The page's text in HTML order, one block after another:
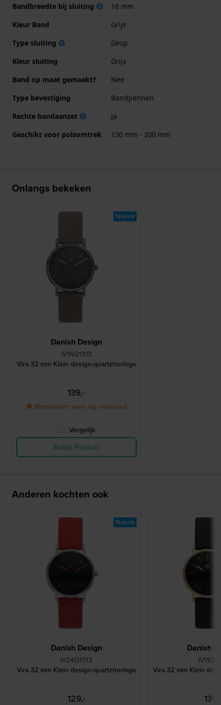
Bandbreedte bij sluiting
16 mm
Kleur Band
Grijs
Type sluiting
Gesp
Kleur sluiting
Grijs
Band op maat gemaakt?
Nee
Type bevestiging
Bandpennen
Rechte bandaanzet
Ja
Geschikt voor polsomtrek
150 mm - 200 mm
Onlangs bekeken
Danish Design
IV16Q1313
Vira 32 mm Klein design-quartzhorloge
139,-
● Binnenkort weer op voorraad
Vergelijk
Bekijk Product
Nieuw
Anderen kochten ook
Danish Design
IV24Q1313
Vira 32 mm Klein design-quartzhorloge
129,-
Nieuw
Danish
Vira 32 mm Klein
139,-